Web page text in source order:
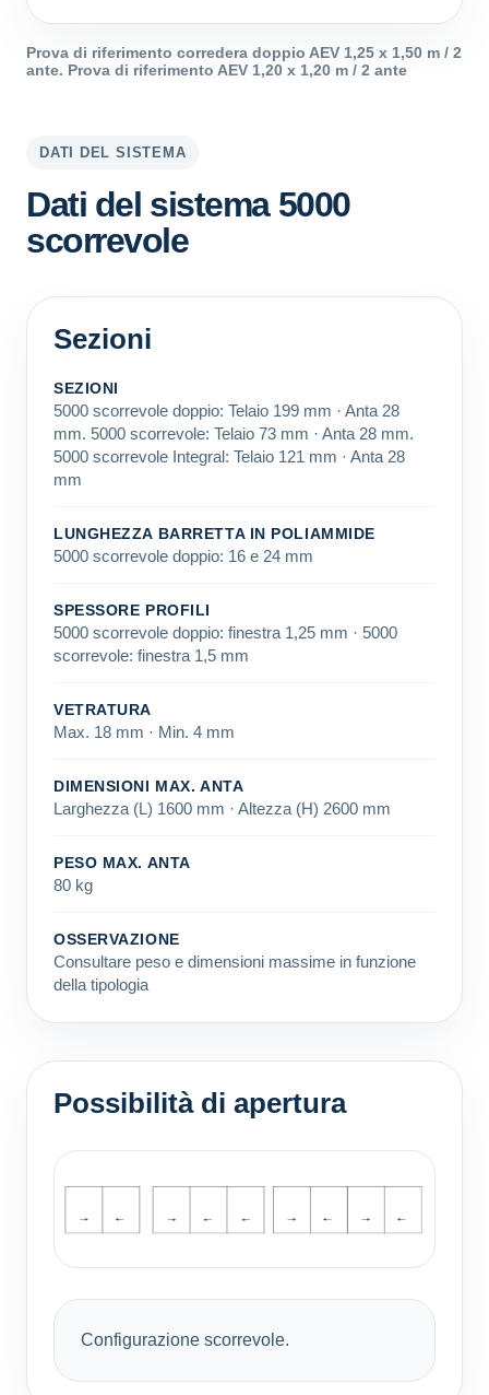
Prova di riferimento corredera doppio AEV 1,25 x 1,50 m / 2
ante. Prova di riferimento AEV 1,20 x 1,20 m / 2 ante
DATI DEL SISTEMA
Dati del sistema 5000
scorrevole
Sezioni
SEZIONI
5000 scorrevole doppio: Telaio 199 mm · Anta 28
mm. 5000 scorrevole: Telaio 73 mm · Anta 28 mm.
5000 scorrevole Integral: Telaio 121 mm · Anta 28
mm
LUNGHEZZA BARRETTA IN POLIAMMIDE
5000 scorrevole doppio: 16 e 24 mm
SPESSORE PROFILI
5000 scorrevole doppio: finestra 1,25 mm · 5000
scorrevole: finestra 1,5 mm
VETRATURA
Max. 18 mm · Min. 4 mm
DIMENSIONI MAX. ANTA
Larghezza (L) 1600 mm · Altezza (H) 2600 mm
PESO MAX. ANTA
80 kg
OSSERVAZIONE
Consultare peso e dimensioni massime in funzione
della tipologia
Possibilità di apertura
Configurazione scorrevole.